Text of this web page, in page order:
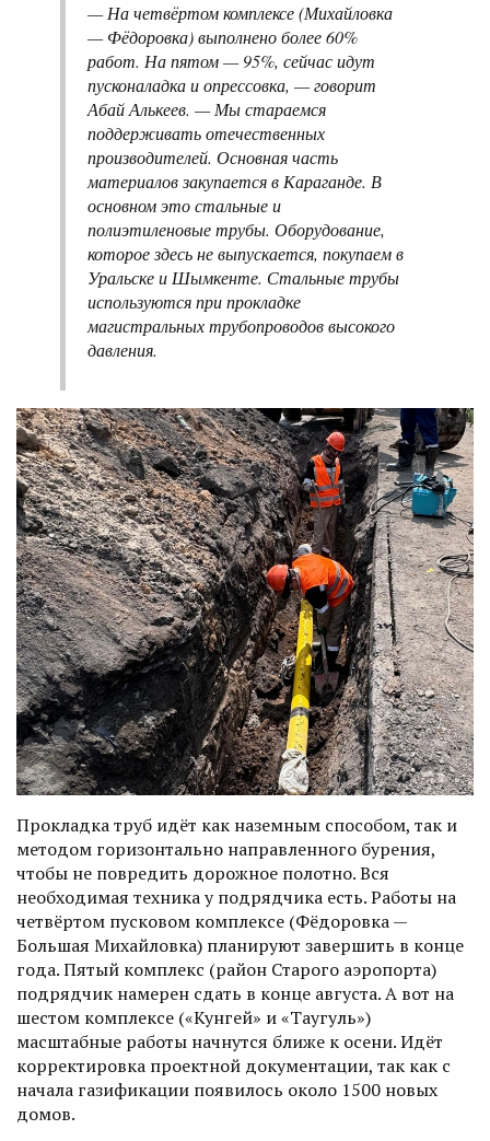
— На четвёртом комплексе (Михайловка
— Фёдоровка) выполнено более 60%
работ. На пятом — 95%, сейчас идут
пусконаладка и опрессовка, — говорит
Абай Алькеев. — Мы стараемся
поддерживать отечественных
производителей. Основная часть
материалов закупается в Караганде. В
основном это стальные и
полиэтиленовые трубы. Оборудование,
которое здесь не выпускается, покупаем в
Уральске и Шымкенте. Стальные трубы
используются при прокладке
магистральных трубопроводов высокого
давления.
Прокладка труб идёт как наземным способом, так и
методом горизонтально направленного бурения,
чтобы не повредить дорожное полотно. Вся
необходимая техника у подрядчика есть. Работы на
четвёртом пусковом комплексе (Фёдоровка —
Большая Михайловка) планируют завершить в конце
года. Пятый комплекс (район Старого аэропорта)
подрядчик намерен сдать в конце августа. А вот на
шестом комплексе («Кунгей» и «Таугуль»)
масштабные работы начнутся ближе к осени. Идёт
корректировка проектной документации, так как с
начала газификации появилось около 1500 новых
домов.